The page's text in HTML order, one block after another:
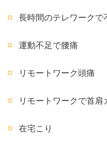
長時間のテレワークで
運動不足で腰痛
リモートワーク頭痛
リモートワークで首肩
在宅こり